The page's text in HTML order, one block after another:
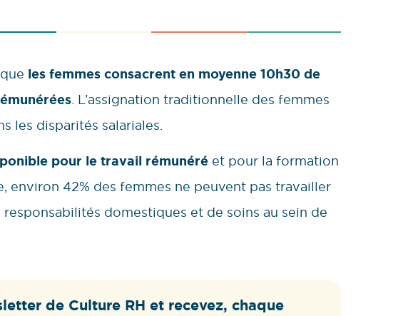
les femmes consacrent en moyenne 10h30 de
. L’assignation traditionnelle des femmes
les disparités salariales.
pour le travail rémunéré et pour la formation
environ 42% des femmes ne peuvent pas travailler
domestiques et de soins au sein de
de Culture RH et recevez, chaque